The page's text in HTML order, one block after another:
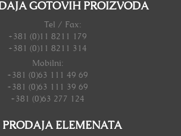
GOTOVIH PROIZVODA
Tel / Fax:
+381 (0)11 8211 179
+381 (0)11 8211 314
Mobilni:
+381 (0)63 111 49 69
+381 (0)63 111 39 69
+381 (0)63 277 124
PRODAJA ELEMENATA